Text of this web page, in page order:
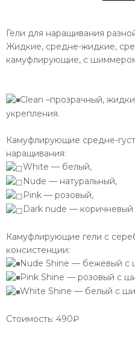
Гели для наращивания
Жидкие, средне-жидкие,
камуфлирующие, с
Clean –прозрачный,
укрепления.
Камуфлирующие средне-
наращивания:
White — белый,
Nude — натуральный,
Pink — розовый,
Dark nude — коричневый
Камуфлирующие гели с
консистенции:
Nude Shine — бежевый с
Pink Shine — розовый с
White Shine — белый с
Стоимость: 490₽